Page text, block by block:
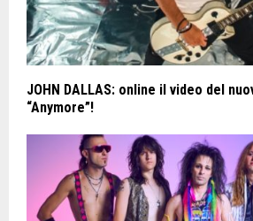
JOHN DALLAS: online il video del
“Anymore”!